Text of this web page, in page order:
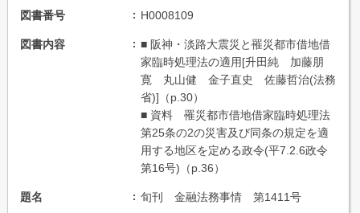
図書番号 H0008109
図書内容
■ 阪神・淡路大震災と罹災都市借地借
家臨時処理法の適用[升田純 加藤朋
寛 丸山健 金子直史 佐藤哲治(法務
省)]（p.30）
■ 資料 罹災都市借地借家臨時処理法
第25条の2の災害及び同条の規定を適
用する地区を定める政令(平7.2.6政令
第16号)（p.36）
題名 旬刊 金融法務事情 第1411号